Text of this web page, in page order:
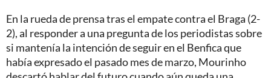
En la rueda de prensa tras el empate contra el Braga (2-
2), al responder a una pregunta de los periodistas sobre
si mantenía la intención de seguir en el Benfica que
había expresado el pasado mes de marzo, Mourinho